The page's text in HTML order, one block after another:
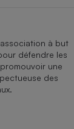
à but
défendre les
une
des